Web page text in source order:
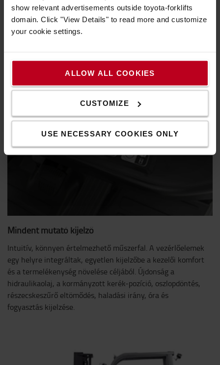
show relevant advertisements outside toyota-forklifts
domain. Click "View Details" to read more and customize
your cookie settings.
ALLOW ALL COOKIES
CUSTOMIZE
USE NECESSARY COOKIES ONLY
A szabad kilátást biztosító oszlop és a fej feletti védőkeret
kitűnő kilátást biztosít a gépkezelőnek a rakományra és a
környezetre egyaránt.
Mindent mutató kijelző
Intuitív, könnyen értelmezhető műszerfal. A vezérlőelemek
egy helyre integráltak, egyetlen kijelzőbe a kezelői komfort
és a termelékenység növelése céljából. Újdonság a
hidraulikaolaj, a kormányzott kerék-pozíció, oszlopdöntés,
részecskeszűrő eltömődés, haladási irány, óra és
fogyasztás kijelzése.